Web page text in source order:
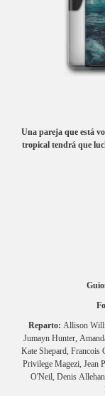
Una pareja que está
tropical tendrá que
Reparto: Allison
Jumayn Hunter,
Kate Shepard, Francois
Privilege Magezi, Jean
O'Neil, Denis